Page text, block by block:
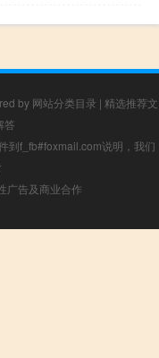
by 网站分类目录 | 精选推荐文
答
到f_fb#foxmail.com说明，我们
广告及商业合作